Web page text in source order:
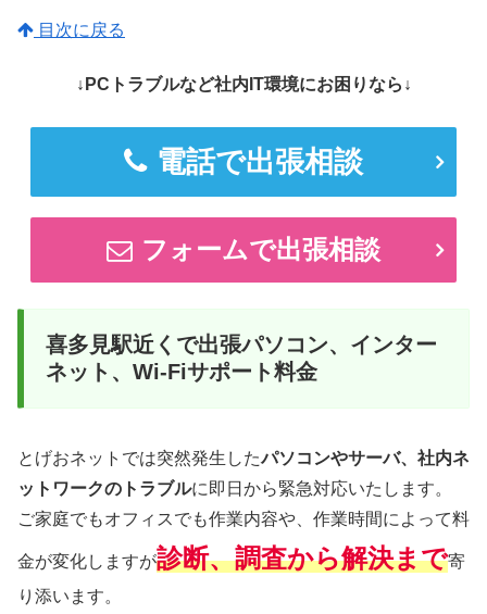
目次に戻る
↓PCトラブルなど社内IT環境にお困りなら↓
電話で出張相談
フォームで出張相談
喜多見駅近くで出張パソコン、インター
ネット、Wi-Fiサポート料金
とげおネットでは突然発生したパソコンやサーバ、社内ネ
ットワークのトラブルに即日から緊急対応いたします。
ご家庭でもオフィスでも作業内容や、作業時間によって料
金が変化しますが診断、調査から解決まで寄
り添います。